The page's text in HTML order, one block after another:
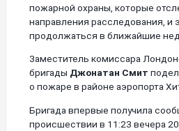
пожарной охраны, которые
направления расследования, и
продолжаться в ближайшие
Заместитель комиссара
бригады Джонатан Смит
о пожаре в районе аэропорта
Бригада впервые получила
происшествии в 11:23 вечера 20